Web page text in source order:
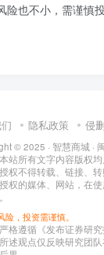
也不小，需谨慎投
隐私政策 侵
© 2025 · 智慧商城 ·
站所有文字内容版权
权不得转载、链接、
权的媒体、网站，在
险，投资需谨慎。
格遵循《发布证券研
述观点仅反映研究团